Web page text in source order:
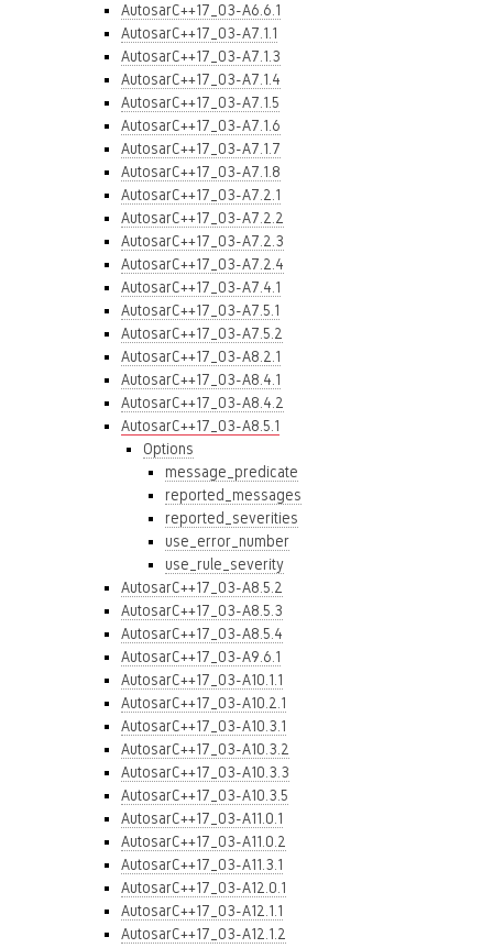
AutosarC++17_03-A6.6.1
AutosarC++17_03-A7.1.1
AutosarC++17_03-A7.1.3
AutosarC++17_03-A7.1.4
AutosarC++17_03-A7.1.5
AutosarC++17_03-A7.1.6
AutosarC++17_03-A7.1.7
AutosarC++17_03-A7.1.8
AutosarC++17_03-A7.2.1
AutosarC++17_03-A7.2.2
AutosarC++17_03-A7.2.3
AutosarC++17_03-A7.2.4
AutosarC++17_03-A7.4.1
AutosarC++17_03-A7.5.1
AutosarC++17_03-A7.5.2
AutosarC++17_03-A8.2.1
AutosarC++17_03-A8.4.1
AutosarC++17_03-A8.4.2
AutosarC++17_03-A8.5.1
Options
message_predicate
reported_messages
reported_severities
use_error_number
use_rule_severity
AutosarC++17_03-A8.5.2
AutosarC++17_03-A8.5.3
AutosarC++17_03-A8.5.4
AutosarC++17_03-A9.6.1
AutosarC++17_03-A10.1.1
AutosarC++17_03-A10.2.1
AutosarC++17_03-A10.3.1
AutosarC++17_03-A10.3.2
AutosarC++17_03-A10.3.3
AutosarC++17_03-A10.3.5
AutosarC++17_03-A11.0.1
AutosarC++17_03-A11.0.2
AutosarC++17_03-A11.3.1
AutosarC++17_03-A12.0.1
AutosarC++17_03-A12.1.1
AutosarC++17_03-A12.1.2